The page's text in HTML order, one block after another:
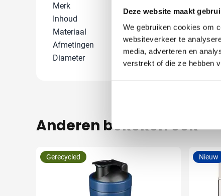
Deze website maakt
We gebruiken cookies om
websiteverkeer te
media, adverteren en
verstrekt of die ze hebben
Merk
Inhoud
500 ml
Materiaal
PP, RVS
Afmetingen
27.3 cm (h)
Diameter
Anderen bekeken ook
Gerecycled Nieuw